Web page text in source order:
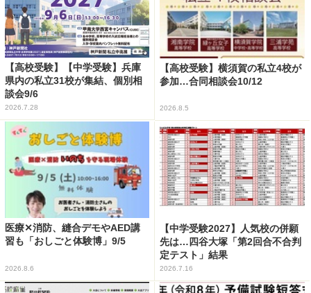
【高校受験】【中学受験】兵庫
県内の私立31校が集結、個別相
談会9/6
2026.7.28
【高校受験】横須賀の私立4校が
参加…合同相談会10/12
2026.8.5
医療✕消防、縫合デモやAED講
習も「おしごと体験博」9/5
2026.8.6
【中学受験2027】人気校の併願
先は…四谷大塚「第2回合不合判
定テスト」結果
2026.7.16